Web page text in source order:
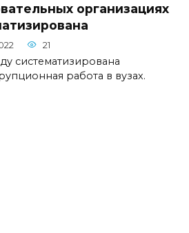
организациях
21
систематизирована
работа в вузах.